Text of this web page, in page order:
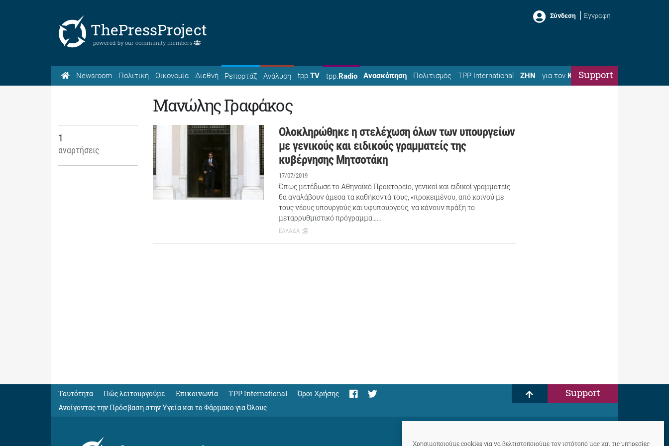
Χρησιμοποιούμε cookies για να βελτιστοποιούμε τον ιστότοπό μας και τις υπηρεσίες
ThePressProject
powered by our community members
Σύνδεση Εγγραφή
Newsroom Πολιτική Οικονομία Διεθνή Ρεπορτάζ Ανάλυση tpp.TV tpp.Radio Ανασκόπηση Πολιτισμός TPP International ΖΗΝ για τον ΚώσταSupport
Μανώλης Γραφάκος
1
αναρτήσεις
Ολοκληρώθηκε η στελέχωση όλων των υπουργείων
με γενικούς και ειδικούς γραμματείς της
κυβέρνησης Μητσοτάκη
17/07/2019
Όπως μετέδωσε το Αθηναϊκό Πρακτορείο, γενικοί και ειδικοί γραμματείς
θα αναλάβουν άμεσα τα καθήκοντά τους, «προκειμένου, από κοινού με
τους νέους υπουργούς και υφυπουργούς, να κάνουν πράξη το
μεταρρυθμιστικό πρόγραμμα……
ΕΛΛΑΔΑ
Ταυτότητα Πώς λειτουργούμε Eπικοινωνία TPP International
Όροι Χρήσης
Ανοίγοντας την Πρόσβαση στην Υγεία και το Φάρμακο για Όλους
Support